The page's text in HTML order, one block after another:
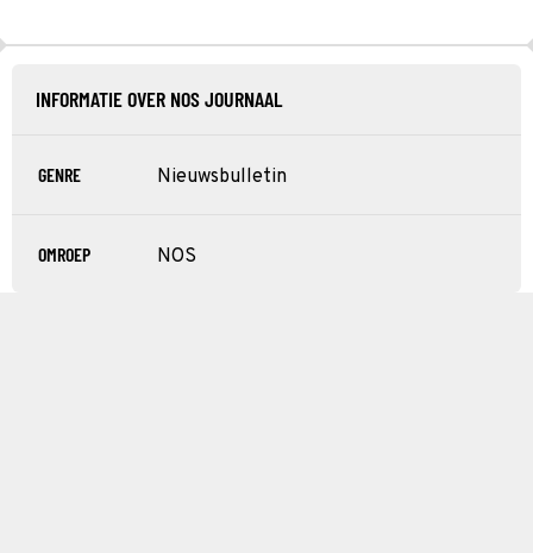
INFORMATIE OVER NOS JOURNAAL
GENRE Nieuwsbulletin
OMROEP NOS